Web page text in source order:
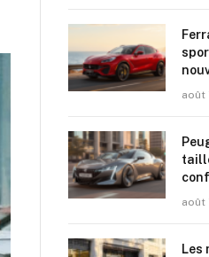
août
août
Les